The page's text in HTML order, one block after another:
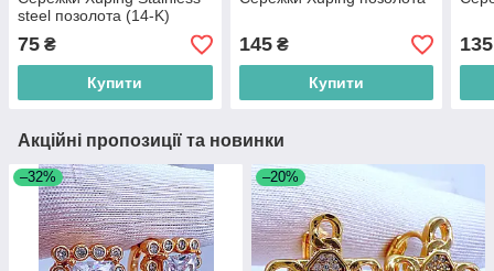
steel позолота (14-K)
75 ₴
Купити
145₴
Купити
135
Акційні пропозиції та новинки
–32% –20%